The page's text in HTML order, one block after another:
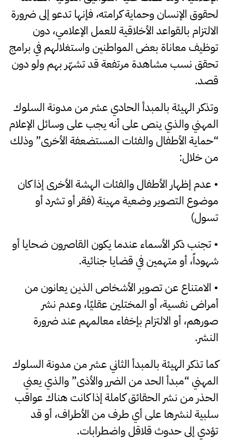
لحقوق الإنسان وحماية كرامته، فإنها تدعو إلى ضرورة
الالتزام بالقواعد الأخلاقية للعمل الإعلامي، دون
توظيف معاناة بعض المواطنين واستغلالهم في برامج
تحقق نسب مشاهدة مرتفعة قد تشهّر بهم ولو دون
قصد.
وتذكر الهيئة بالمبدأ الحادي عشر من مدونة السلوك
المهني والذي ينص على أنه يجب على وسائل الإعلام
“حماية الأطفال والفئات المستضعفة الأخرى” وذلك
من خلال:
• عدم إظهار الأطفال والفئات الهشة الأخرى إذا كان
موضوع التصوير وضعية مهينة (فقر أو تشرد أو
تسول)
• تجنب ذكر الأسماء عندما يكون القاصرون ضحايا أو
شهوداً، أو متهمين في قضايا جنائية.
• الامتناع عن تصوير الأشخاص الذين يعانون من
أمراض نفسية، أو المختلين عقليًا، وعدم نشر
صورهم، أو الالتزام بإخفاء معالمهم عند ضرورة
النشر.
كما تذكر الهيئة بالمبدأ الثاني عشر من مدونة السلوك
المهني “مبدأ الحد من الضرر والأذى” والذي يعني
الحذر من نشر الحقائق كاملة إذا كانت هناك عواقب
سلبية لنشرها على أي طرف من الأطراف، أو قد
تؤدي إلى حدوث قلاقل واضطرابات.